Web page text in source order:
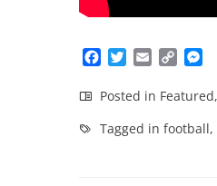
Facebook
TwitterEmailCopy
Posted in Featured,
Tagged in football,